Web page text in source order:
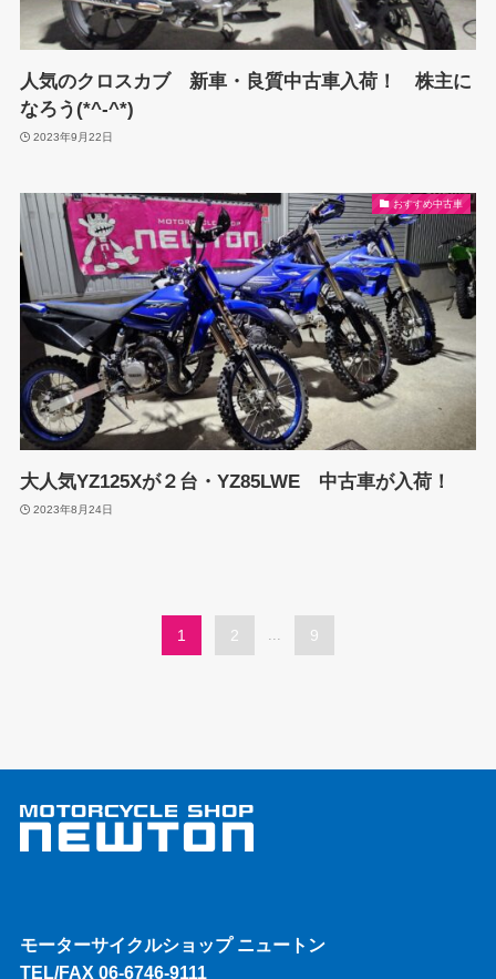
人気のクロスカブ 新車・良質中古車入荷！ 株主に
なろう(*^-^*)
2023年9月22日
おすすめ中古車
大人気YZ125Xが２台・YZ85LWE 中古車が入荷！
2023年8月24日
1 2 ... 9
モーターサイクルショップ ニュートン
TEL/FAX 06-6746-9111